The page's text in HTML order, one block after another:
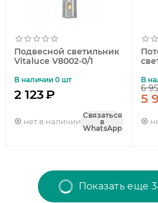
Подвесной светильник
Vitaluce V8002-0/1
В наличии 0 шт
2 123₽
нет в наличии
Связаться
в
WhatsApp
В
6
5
Показать еще